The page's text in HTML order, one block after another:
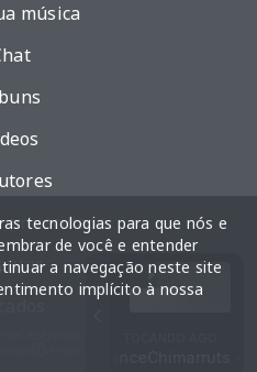
Vianeke com Hilária Vianeke
música
privacidade
tecnologias para que nós e
de você e entender
a navegação neste site
implícito à nossa